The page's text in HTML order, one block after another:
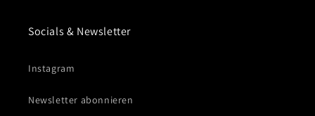
Socials & Newsletter
Instagram
Newsletter abonnieren